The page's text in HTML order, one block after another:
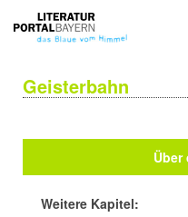
Geisterbahn
Über
Weitere Kapitel: